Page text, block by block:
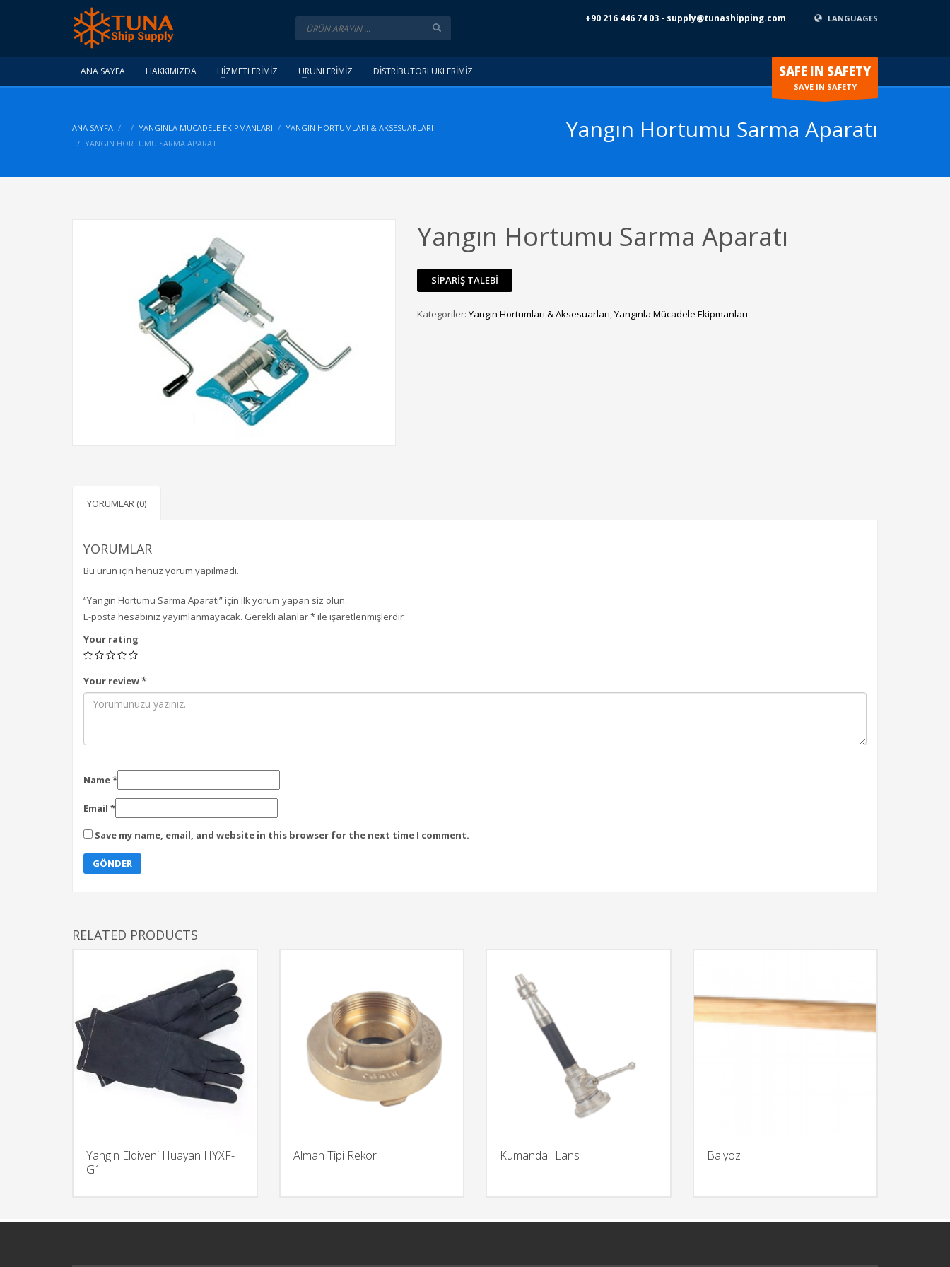
+90 216 446 74 03 - supply@tunashipping.com LANGUAGES
ANA SAYFA HAKKIMIZDA HİZMETLERİMİZ ÜRÜNLERİMİZ DİSTRİBÜTÖRLÜKLERİMİZ SAFE IN SAFETY
SAVE IN SAFETY
ANA SAYFA YANGINLA MÜCADELE EKIPMANLARI
YANGIN HORTUMLARI & AKSESUARLARI
YANGIN HORTUMU SARMA APARATI
Yangın Hortumu Sarma Aparatı
Yangın Hortumu Sarma Aparatı
Kategoriler: Yangın Hortumları & Aksesuarları,Yangınla Mücadele Ekipmanları
YORUMLAR (0)
YORUMLAR
Bu ürün için henüz yorum yapılmadı.
“Yangın Hortumu Sarma Aparatı” için ilk yorum yapan siz olun.
E-posta hesabınız yayımlanmayacak. Gerekli alanlar*ile işaretlenmişlerdir
Your rating
Your review*
Name*
Email *
Save my name, email, and website in this browser for the next time I comment.
RELATED PRODUCTS
Yangın Eldiveni Huayan HYXF-
G1
Alman Tipi Rekor Kumandalı Lans Balyoz